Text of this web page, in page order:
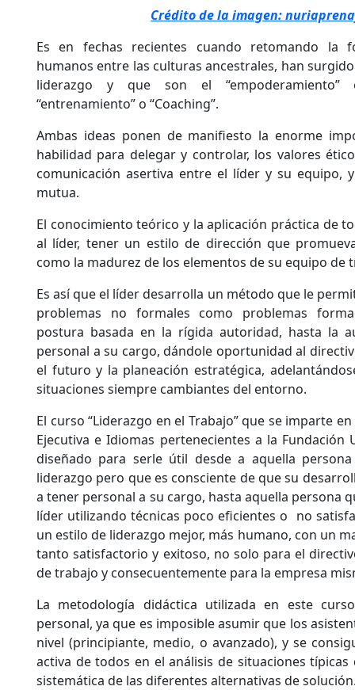
Crédito de la imagen:
Es en fechas recientes cuando retomando la
humanos entre las culturas ancestrales, han
liderazgo y que son el “empoderamiento”
“entrenamiento” o “Coaching”.
Ambas ideas ponen de manifiesto la enorme
habilidad para delegar y controlar, los valores
comunicación asertiva entre el líder y su equipo,
mutua.
El conocimiento teórico y la aplicación práctica de
al líder, tener un estilo de dirección que
como la madurez de los elementos de su equipo de
Es así que el líder desarrolla un método que le
problemas no formales como problemas
postura basada en la rígida autoridad, hasta la
personal a su cargo, dándole oportunidad al
el futuro y la planeación estratégica,
situaciones siempre cambiantes del entorno.
El curso “Liderazgo en el Trabajo” que se imparte
Ejecutiva e Idiomas pertenecientes a la Fundación
diseñado para serle útil desde a aquella
liderazgo pero que es consciente de que su
a tener personal a su cargo, hasta aquella persona
líder utilizando técnicas poco eficientes o no
un estilo de liderazgo mejor, más humano, con un
tanto satisfactorio y exitoso, no solo para el
de trabajo y consecuentemente para la empresa
La metodología didáctica utilizada en este
personal, ya que es imposible asumir que los
nivel (principiante, medio, o avanzado), y se
activa de todos en el análisis de situaciones
sistemática de las diferentes alternativas de